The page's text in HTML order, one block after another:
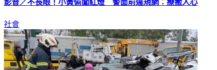
影音／不長眼！小黃偷闖紅燈 警面前違規網：療癒人心
社會